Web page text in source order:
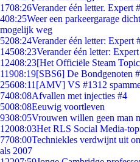
1708:26Verander één letter. Expert
408:25Weer een parkeergarage
mogelijk weg
5208:24Verander één letter: Expert
14508:23Verander één letter:
12408:23[Het Officiële Steam
11908:19[SBS6] De Bondgenoten
25608:11 [AMV] VS #1312
7408:08Afvallen met injecties #4
5008:08Eeuwig voortleven
9308:05Vrouwen willen geen man
12008:03Het RLS Social Media-
7708:00Techniekles verdwijnt uit
als 2007